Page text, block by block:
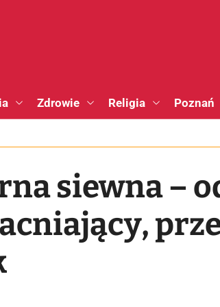
Zdrowie Religia Poznań
siewna –